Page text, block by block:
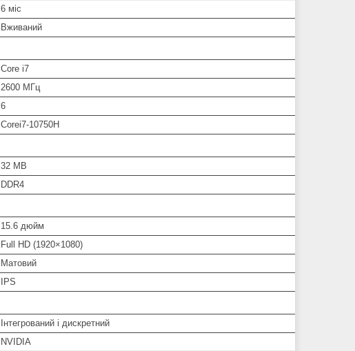
6 міс
Вживаний
Core i7
2600 МГц
6
Corei7-10750H
32 MB
DDR4
15.6 дюйм
Full HD (1920×1080)
Матовий
IPS
Інтегрований і дискретний
NVIDIA